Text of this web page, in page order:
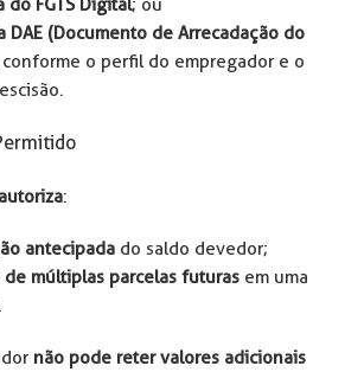
do FGTS Digital; ou
DAE (Documento de Arrecadação do
conforme o perfil do empregador e o
:
antecipada do saldo devedor;
de múltiplas parcelas futuras em uma
não pode reter valores adicionais